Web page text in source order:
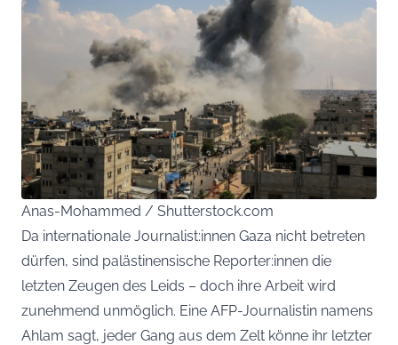
Anas-Mohammed / Shutterstock.com
Da internationale Journalist:innen Gaza nicht betreten
dürfen, sind palästinensische Reporter:innen die
letzten Zeugen des Leids – doch ihre Arbeit wird
zunehmend unmöglich. Eine AFP-Journalistin namens
Ahlam sagt, jeder Gang aus dem Zelt könne ihr letzter